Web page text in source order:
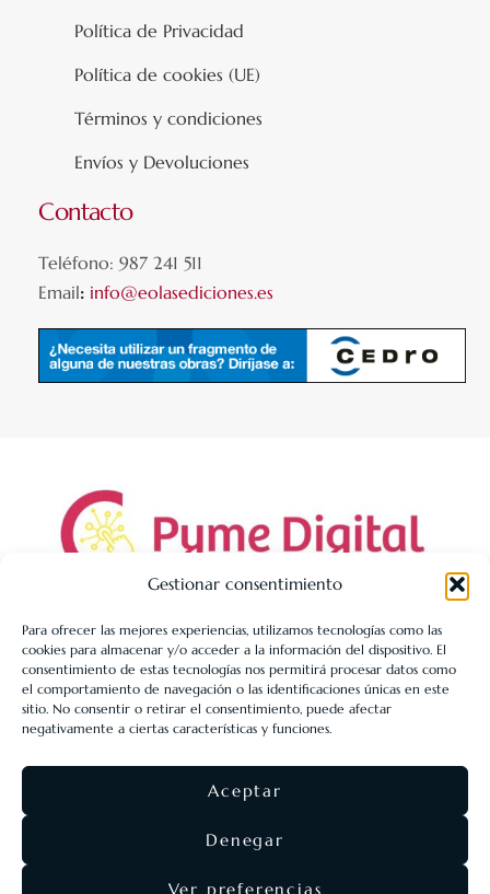
Gestionar consentimiento
Para ofrecer las mejores experiencias, utilizamos tecnologías como las
cookies para almacenar y/o acceder a la información del dispositivo. El
consentimiento de estas tecnologías nos permitirá procesar datos como
el comportamiento de navegación o las identificaciones únicas en este
sitio. No consentir o retirar el consentimiento, puede afectar
negativamente a ciertas características y funciones.
Aceptar
Denegar
Ver preferencias
Política de Privacidad
Política de cookies (UE)
Términos y condiciones
Envíos y Devoluciones
Contacto
Teléfono: 987 241 511
Email: info@eolasediciones.es
LIBRERÍA UNIVERSITARIA LEÓN 1980 SLL ha sido beneficiaria
de Fondos Europeos, cuyo objetivo es la mejora de la
competitividad de las PYMES, y gracias al cual ha puesto en
marcha un Plan de Acción con el objetivo de reforzar la
digitalización y la competitividad de las pymes durante el año
2025. Para ello ha contado con el apoyo del Programa Pyme
Digital de la Cámara de Comercio de León.